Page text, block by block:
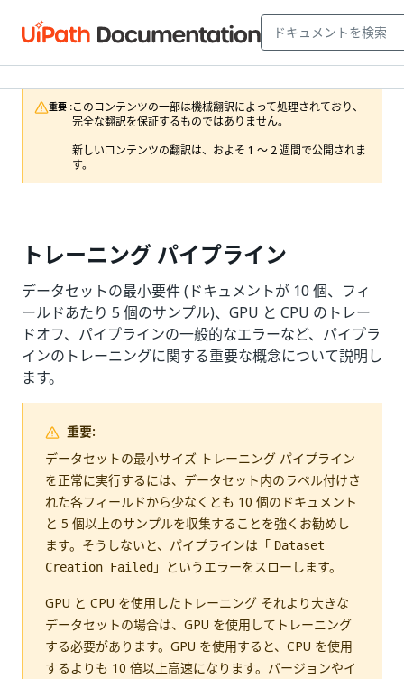
重要 :このコンテンツの一部は機械翻訳によって処理されており、
完全な翻訳を保証するものではありません。
新しいコンテンツの翻訳は、およそ 1 ～ 2 週間で公開されま
す。
トレーニング パイプライン
データセットの最小要件 (ドキュメントが 10 個、フィ
ールドあたり 5 個のサンプル)、GPU と CPU のトレー
ドオフ、パイプラインの一般的なエラーなど、パイプラ
インのトレーニングに関する重要な概念について説明し
ます。
重要:
データセットの最小サイズ トレーニング パイプライン
を正常に実行するには、データセット内のラベル付けさ
れた各フィールドから少なくとも 10 個のドキュメント
と 5 個以上のサンプルを収集することを強くお勧めし
ます。そうしないと、パイプラインは「 Dataset
Creation Failed 」というエラーをスローします。
GPU と CPU を使用したトレーニング それより大きな
データセットの場合は、GPU を使用してトレーニング
する必要があります。GPU を使用すると、CPU を使用
するよりも 10 倍以上高速になります。バージョンやイ